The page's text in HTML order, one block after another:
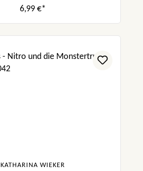
6,99 €*
KATHARINA WIEKER